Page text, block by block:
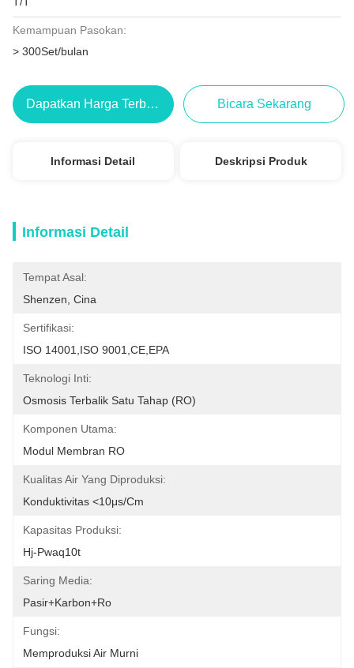
Kemampuan Pasokan:
> 300Set/bulan
Dapatkan Harga Terbaik Bicara Sekarang
Informasi Detail Deskripsi Produk
Informasi Detail
Tempat Asal:
Shenzen, Cina
Sertifikasi:
ISO 14001,ISO 9001,CE,EPA
Teknologi Inti:
Osmosis Terbalik Satu Tahap (RO)
Komponen Utama:
Modul Membran RO
Kualitas Air Yang Diproduksi:
Konduktivitas <10μs/cm
Kapasitas Produksi:
Hj-Pwaq10t
Saring Media:
Pasir+karbon+ro
Fungsi:
Memproduksi Air Murni